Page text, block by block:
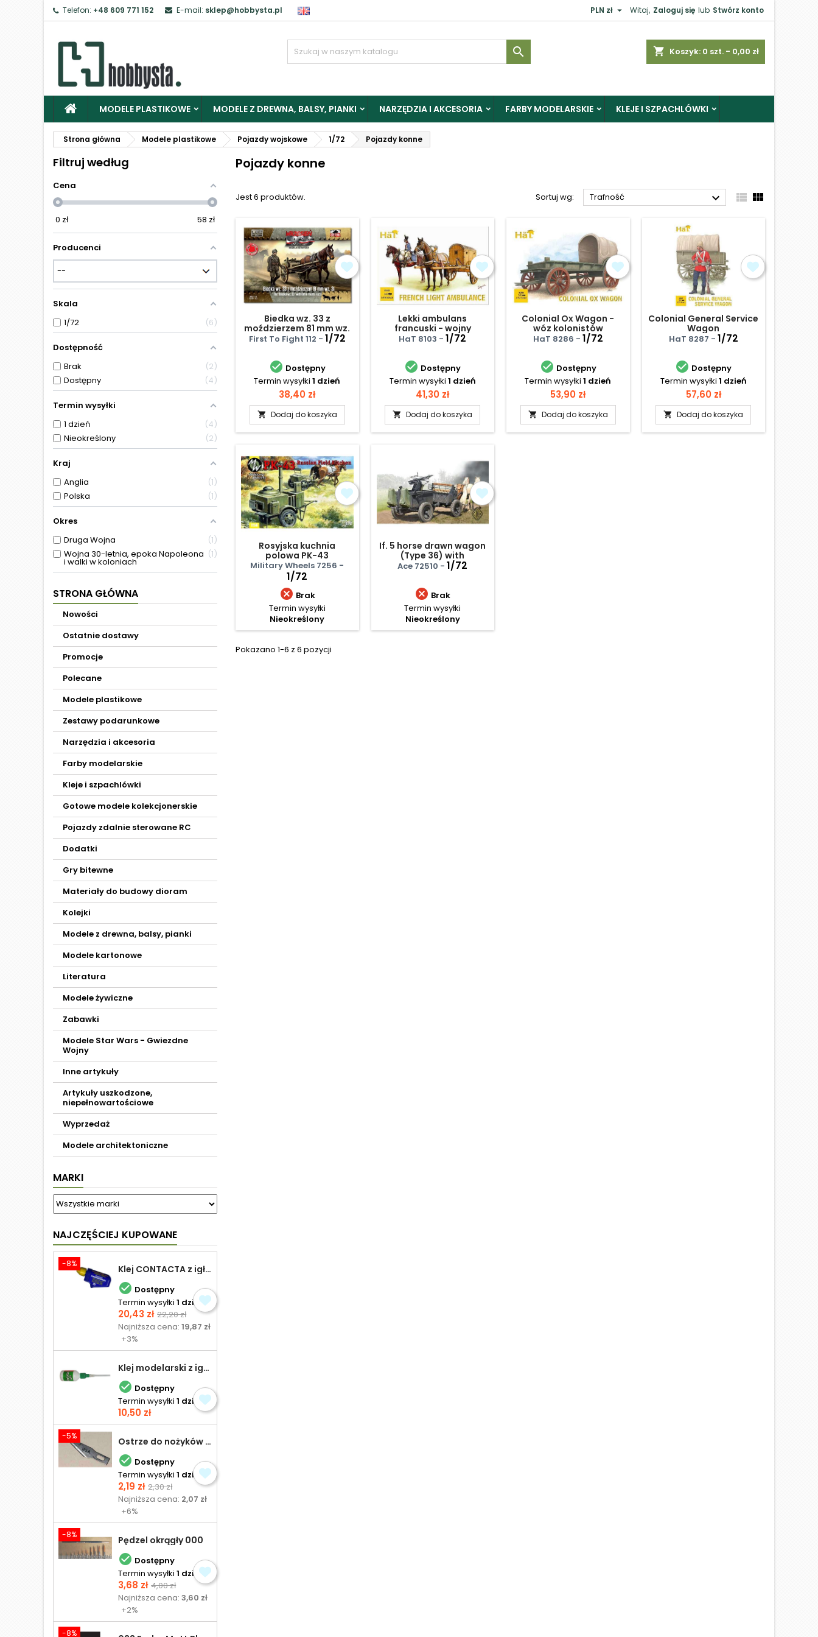
Telefon: +48 609 771 152 E-mail: sklep@hobbysta.pl Witaj, Zaloguj się lub Stwórz konto
PLN zł 
shopping_cart Koszyk: 0 szt. - 0,00 zł

MODELE PLASTIKOWE MODELE Z DREWNA, BALSY, PIANKI NARZĘDZIA I AKCESORIA FARBY MODELARSKIE KLEJE I SZPACHLÓWKI
Strona główna Modele plastikowe Pojazdy wojskowe 1/72 Pojazdy konne
Filtruj według
Cena
0 zł 58 zł
Producenci
Skala
1/72
6
Dostępność
Brak
2
Dostępny
4
Termin wysyłki
1 dzień
4
Nieokreślony
2
Kraj
Anglia
1
Polska
1
Okres
Druga Wojna
1
Wojna 30-letnia, epoka Napoleona
i walki w koloniach
1
STRONA GŁÓWNA
Nowości
Ostatnie dostawy
Promocje
Polecane
Modele plastikowe
Zestawy podarunkowe
Narzędzia i akcesoria
Farby modelarskie
Kleje i szpachlówki
Gotowe modele kolekcjonerskie
Pojazdy zdalnie sterowane RC
Dodatki
Gry bitewne
Materiały do budowy dioram
Kolejki
Modele z drewna, balsy, pianki
Modele kartonowe
Literatura
Modele żywiczne
Zabawki
Modele Star Wars - Gwiezdne
Wojny
Inne artykuły
Artykuły uszkodzone,
niepełnowartościowe
Wyprzedaż
Modele architektoniczne
MARKI
NAJCZĘŚCIEJ KUPOWANE
-8% Klej CONTACTA z igłą do plastiku 25,0 g
 Dostępny
Termin wysyłki 1 dzień
Cena
20,43 zł Cena
podstawowa
22,20 zł
Najniższa cena:19,87 zł
+3%
Klej modelarski z igłą 30 ml
 Dostępny
Termin wysyłki 1 dzień
Cena
10,50 zł
-5% Ostrze do nożyków Excel
 Dostępny
Termin wysyłki 1 dzień
Cena
2,19 zł Cena
podstawowa
2,30 zł
Najniższa cena: 2,07 zł
+6%
-8% Pędzel okrągły 000
 Dostępny
Termin wysyłki 1 dzień
Cena
3,68 zł Cena
podstawowa
4,00 zł
Najniższa cena:3,60 zł
+2%
-8%
Pojazdy konne
Jest 6 produktów. Sortuj wg: Trafność   
Biedka wz. 33 z
moździerzem 81 mm wz.
31
First To Fight 112 - 1/72
 Dostępny
Termin wysyłki 1 dzień
Cena
38,40 zł
 Dodaj do koszyka
Lekki ambulans
francuski - wojny
napoleońskie
HaT 8103 -1/72
 Dostępny
Termin wysyłki 1 dzień
Cena
41,30 zł
 Dodaj do koszyka
Colonial Ox Wagon -
wóz kolonistów
HaT 8286 - 1/72
 Dostępny
Termin wysyłki 1 dzień
Cena
53,90 zł
 Dodaj do koszyka
Colonial General Service
Wagon
HaT 8287 - 1/72
 Dostępny
Termin wysyłki 1 dzień
Cena
57,60 zł
 Dodaj do koszyka
Rosyjska kuchnia
polowa PK-43
Military Wheels 7256 -
1/72
 Brak
Termin wysyłki
Nieokreślony
If. 5 horse drawn wagon
(Type 36) with
Zwillingslafette 36
Ace 72510 -1/72
 Brak
Termin wysyłki
Nieokreślony
Pokazano 1-6 z 6 pozycji
Zaloguj
Aby zapisać produkty do Schowka, musisz się zalogować.
Anuluj Zaloguj